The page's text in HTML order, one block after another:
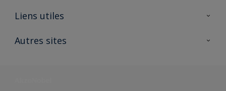
A propos de Sikkens
Liens utiles
Ouvrir un magasin PASS
Autres sites